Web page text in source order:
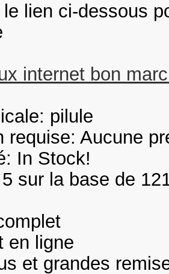
lien ci-dessous
internet bon
pilule
requise: Aucune
In Stock!
sur la base de
en ligne
et grandes